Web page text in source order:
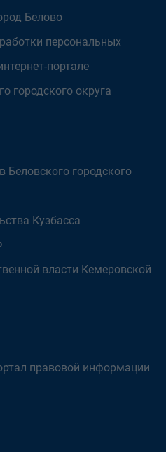
Белово
персональных
портале
городского округа
Беловского городского
Кузбасса
власти Кемеровской
правовой информации